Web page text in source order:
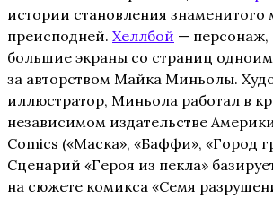
истории становления знаменитого
преисподней. Хеллбой —
большие экраны со страниц
за авторством Майка Миньолы.
иллюстратор, Миньола работал в
независимом издательстве
Comics («Маска», «Баффи», «Город
Сценарий «Героя из пекла»
на сюжете комикса «Семя